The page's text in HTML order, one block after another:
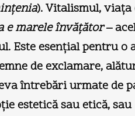
). Vitalismul, viaţa
e marele învăţător–
Este esenţial pentru o
de exclamare,
întrebări urmate de
estetică sau etică, sau